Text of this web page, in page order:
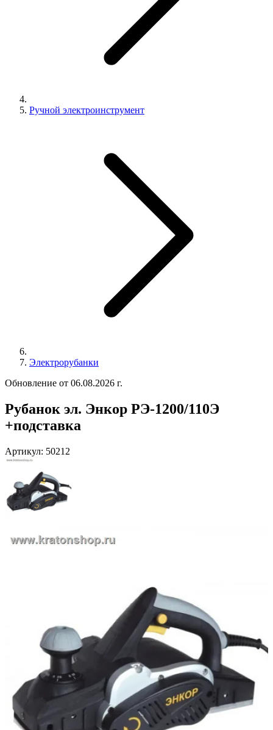
Ручной электроинструмент
Электрорубанки
Обновление от 06.08.2026 г.
Рубанок эл. Энкор РЭ-1200/110Э
+подставка
Артикул: 50212